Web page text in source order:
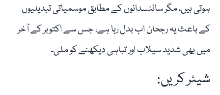
ہوتی ہیں، مگر سائنسدانوں کے مطابق موسمیاتی تبدیلیوں
کے باعث یہ رجحان اب بدل رہا ہے، جس سے اکتوبر کے آخر
میں بھی شدید سیلاب اور تباہی دیکھنے کو ملی۔
شیئر کریں: